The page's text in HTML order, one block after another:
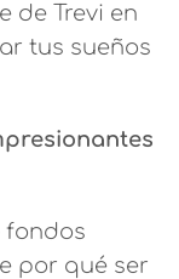
de Trevi en
tus sueños
fondos
por qué ser